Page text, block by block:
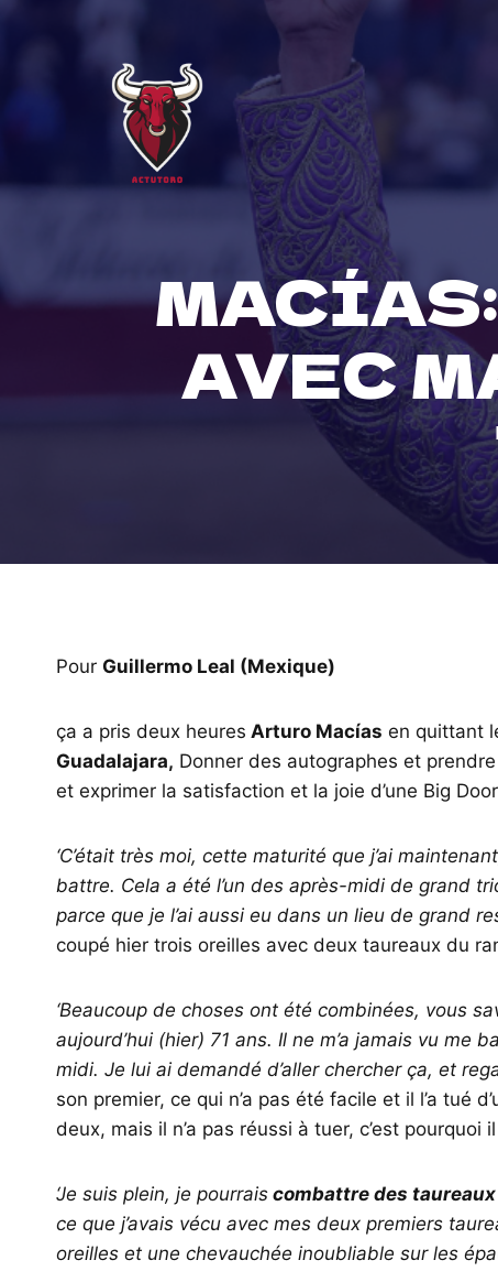
AVEC
Pour Guillermo Leal (Mexique)
ça a pris deux heures Arturo Macías en quittant
Guadalajara, Donner des autographes et
et exprimer la satisfaction et la joie d’une Big
‘C’était très moi, cette maturité que j’ai
battre. Cela a été l’un des après-midi de grand
parce que je l’ai aussi eu dans un lieu de grand
coupé hier trois oreilles avec deux taureaux du
‘Beaucoup de choses ont été combinées, vous
aujourd’hui (hier) 71 ans. Il ne m’a jamais vu me
midi. Je lui ai demandé d’aller chercher ça, et
son premier, ce qui n’a pas été facile et il l’a tué
deux, mais il n’a pas réussi à tuer, c’est
‘Je suis plein, je pourrais combattre des taureaux
ce que j’avais vécu avec mes deux premiers
oreilles et une chevauchée inoubliable sur les